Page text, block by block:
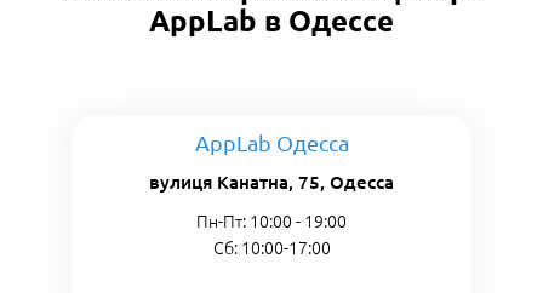
AppLab в Одессе
AppLab Одесса
вулиця Канатна, 75, Одесса
Пн-Пт: 10:00 - 19:00
Сб: 10:00-17:00